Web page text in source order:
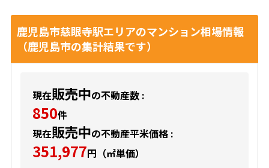
鹿児島市慈眼寺駅エリアのマンション相場情報
（鹿児島市の集計結果です）
現在販売中の不動産数 :
850件
現在販売中の不動産平米価格 :
351,977円（㎡単価）